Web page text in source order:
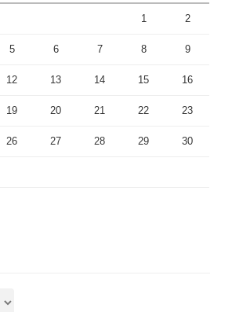
1 2
5 6 7 8 9
12 13 14 15 16
19 20 21 22 23
26 27 28 29 30